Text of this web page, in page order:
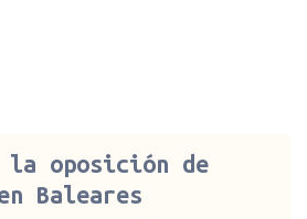
la oposición de
Baleares